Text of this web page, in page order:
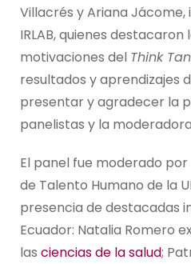
Villacrés y Ariana
IRLAB, quienes destacaron
motivaciones del Think
resultados y aprendizajes
presentar y agradecer la
panelistas y la
El panel fue moderado
de Talento Humano de la
presencia de destacadas
Ecuador: Natalia Romero
las ciencias de la salud;